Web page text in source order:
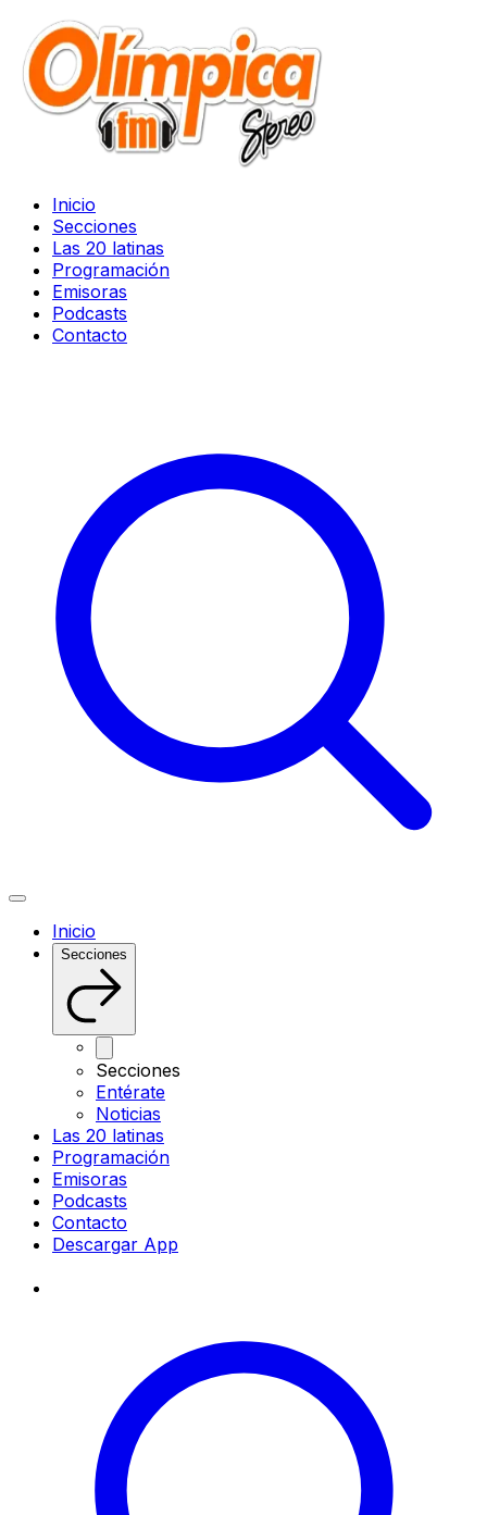
Inicio
Secciones
Las 20 latinas
Programación
Emisoras
Podcasts
Contacto
Inicio
Secciones
Secciones
Entérate
Noticias
Las 20 latinas
Programación
Emisoras
Podcasts
Contacto
Descargar App